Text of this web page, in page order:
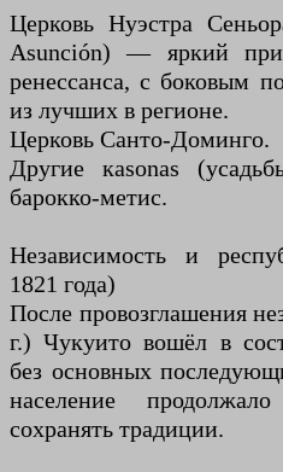
Церковь Нуэстра
Asunción) — яркий
ренессанса, с боковым
из лучших в регионе.
Церковь Санто-Доминго.
Другие кasonas
барокко-метис.
Независимость и
1821 года)
После провозглашения
г.) Чукуито вошёл в
без основных
население
сохранять традиции.